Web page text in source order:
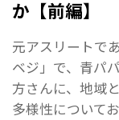
か【前編】
元アスリートで
ベジ」で、青パ
方さんに、地域
多様性について